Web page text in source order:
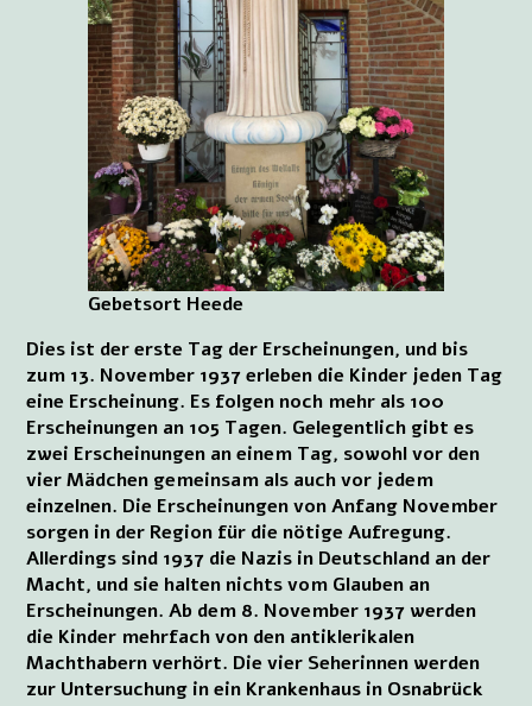
Gebetsort Heede
Dies ist der erste Tag der Erscheinungen, und bis
zum 13. November 1937 erleben die Kinder jeden Tag
eine Erscheinung. Es folgen noch mehr als 100
Erscheinungen an 105 Tagen. Gelegentlich gibt es
zwei Erscheinungen an einem Tag, sowohl vor den
vier Mädchen gemeinsam als auch vor jedem
einzelnen. Die Erscheinungen von Anfang November
sorgen in der Region für die nötige Aufregung.
Allerdings sind 1937 die Nazis in Deutschland an der
Macht, und sie halten nichts vom Glauben an
Erscheinungen. Ab dem 8. November 1937 werden
die Kinder mehrfach von den antiklerikalen
Machthabern verhört. Die vier Seherinnen werden
zur Untersuchung in ein Krankenhaus in Osnabrück